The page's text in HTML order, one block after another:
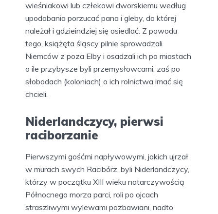
wieśniakowi lub człekowi dworskiemu według
upodobania porzucać pana i gleby, do której
należał i gdzieindziej się osiedlać. Z powodu
tego, książęta śląscy pilnie sprowadzali
Niemców z poza Elby i osadzali ich po miastach
o ile przybysze byli przemysłowcami, zaś po
słobodach (koloniach) o ich rolnictwa imać się
chcieli.
Niderlandczycy, pierwsi
raciborzanie
Pierwszymi gośćmi napływowymi, jakich ujrzał
w murach swych Racibórz, byli Niderlandczycy,
którzy w początku XIII wieku natarczywością
Północnego morza parci, roli po ojcach
straszliwymi wylewami pozbawiani, nadto